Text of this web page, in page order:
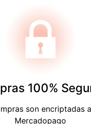
100%
son encriptadas
Mercadopago